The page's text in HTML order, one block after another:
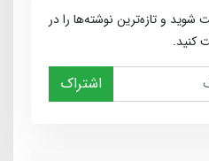
و تازه‌ترین نوشته‌ها را در
کنید.
اشتراک